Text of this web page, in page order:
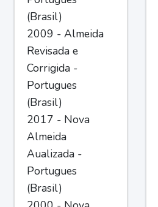
(Brasil)
2009 - Almeida
Revisada e
Corrigida -
Portugues
(Brasil)
2017 - Nova
Almeida
Aualizada -
Portugues
(Brasil)